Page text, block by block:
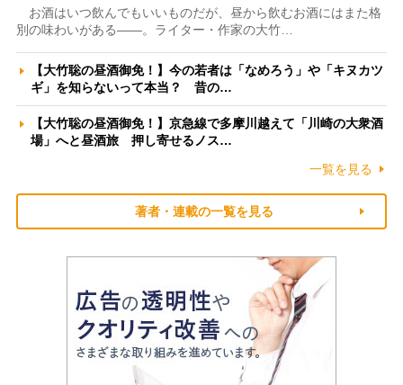
お酒はいつ飲んでもいいものだが、昼から飲むお酒にはまた格
別の味わいがある――。ライター・作家の大竹…
【大竹聡の昼酒御免！】今の若者は「なめろう」や「キヌカツ
ギ」を知らないって本当？ 昔の…
【大竹聡の昼酒御免！】京急線で多摩川越えて「川崎の大衆酒
場」へと昼酒旅 押し寄せるノス…
一覧を見る
著者・連載の一覧を見る